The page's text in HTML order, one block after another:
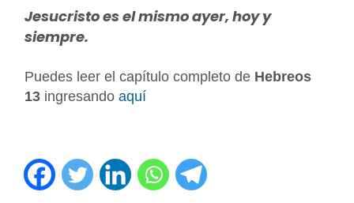
Jesucristo es el mismo ayer, hoy y
siempre.
Puedes leer el capítulo completo de Hebreos
13 ingresandoaquí